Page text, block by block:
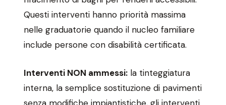
Questi interventi hanno priorità massima
nelle graduatorie quando il nucleo familiare
include persone con disabilità certificata.
Interventi NON ammessi: la tinteggiatura
interna, la semplice sostituzione di pavimenti
senza modifiche impiantistiche, gli interventi